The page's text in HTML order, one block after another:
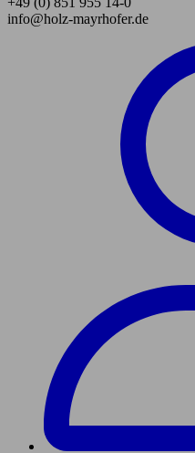
info@holz-mayrhofer.de